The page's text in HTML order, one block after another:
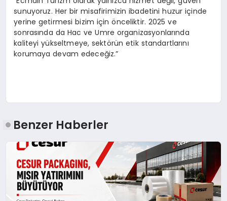
sunuyoruz. Her bir misafirimizin ibadetini huzur içinde
yerine getirmesi bizim için önceliktir. 2025 ve
sonrasında da Hac ve Umre organizasyonlarında
kaliteyi yükseltmeye, sektörün etik standartlarını
korumaya devam edeceğiz.”
Benzer Haberler